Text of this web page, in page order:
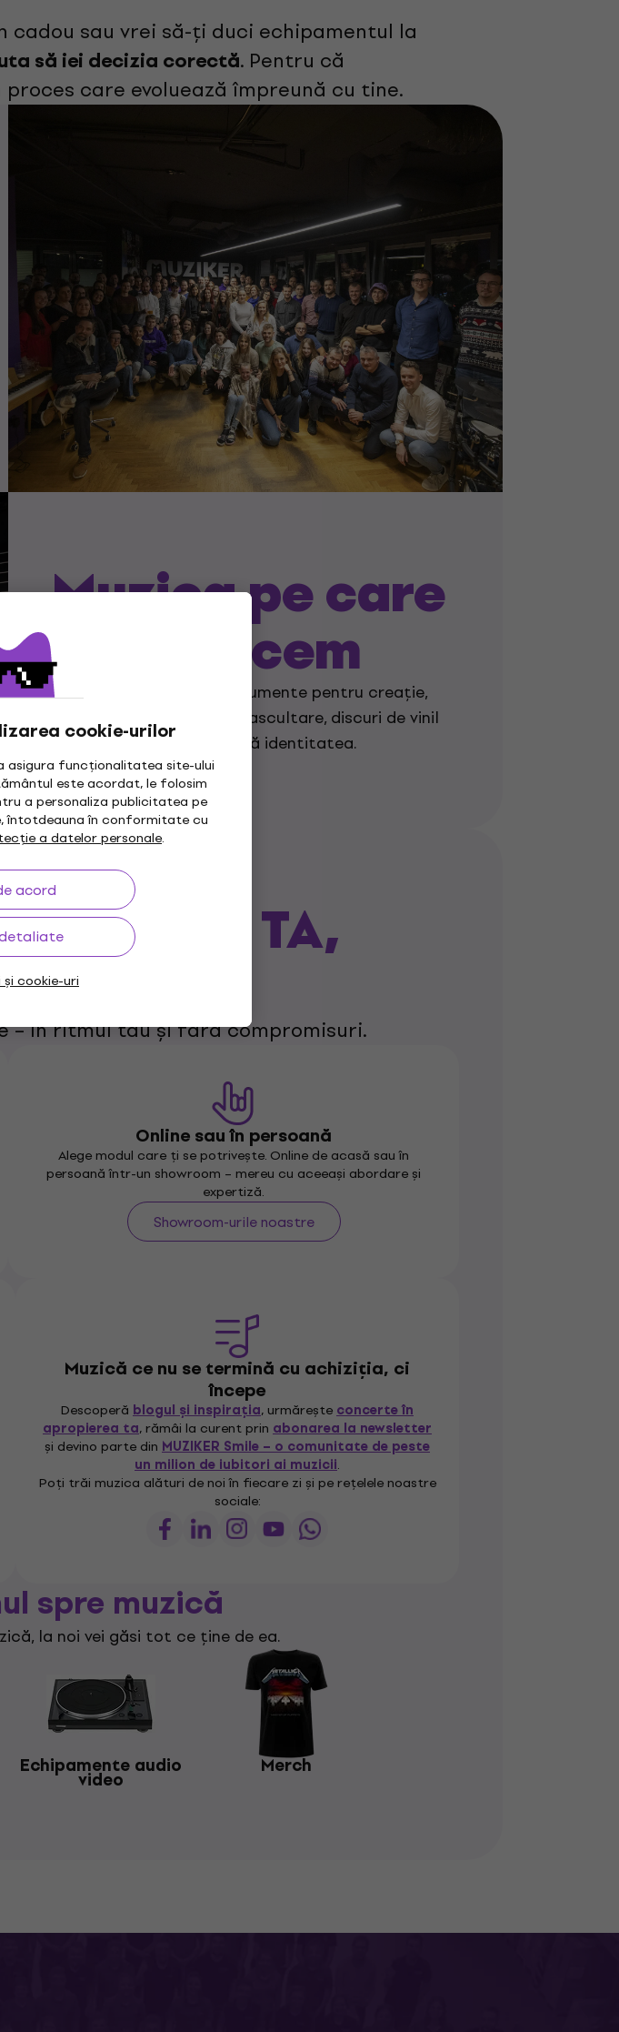
cookie-urilor
asigura funcționalitatea site-ului
este acordat, le folosim
a personaliza publicitatea pe
în conformitate cu
a datelor personale.
acord
cookie-uri
sau vrei să-ți duci echipamentul la
să iei decizia corectă. Pentru că
care evoluează împreună cu tine.
Muzica pe care
ți-o aducem
Fie că este vorba de instrumente pentru creație,
sunet de calitate pentru ascultare, discuri de vinil
sau merch care îți exprimă identitatea.
TA,
UL TĂU
– în ritmul tău și fără compromisuri.
Online sau în persoană
Alege modul care ți se potrivește. Online de acasă sau în
persoană într-un showroom – mereu cu aceeași abordare și
expertiză.
Showroom-urile noastre
Muzică ce nu se termină cu achiziția, ci
începe
Descoperă blogul și inspirația, urmăreșteconcerte în
apropierea ta, rămâi la curent prin abonarea la newsletter
și devino parte din MUZIKER Smile – o comunitate de peste
un milion de iubitori ai muzicii.
Poți trăi muzica alături de noi în fiecare zi și pe rețelele noastre
sociale:
spre muzică
la noi vei găsi tot ce ține de ea.
Echipamente audio
video
Merch